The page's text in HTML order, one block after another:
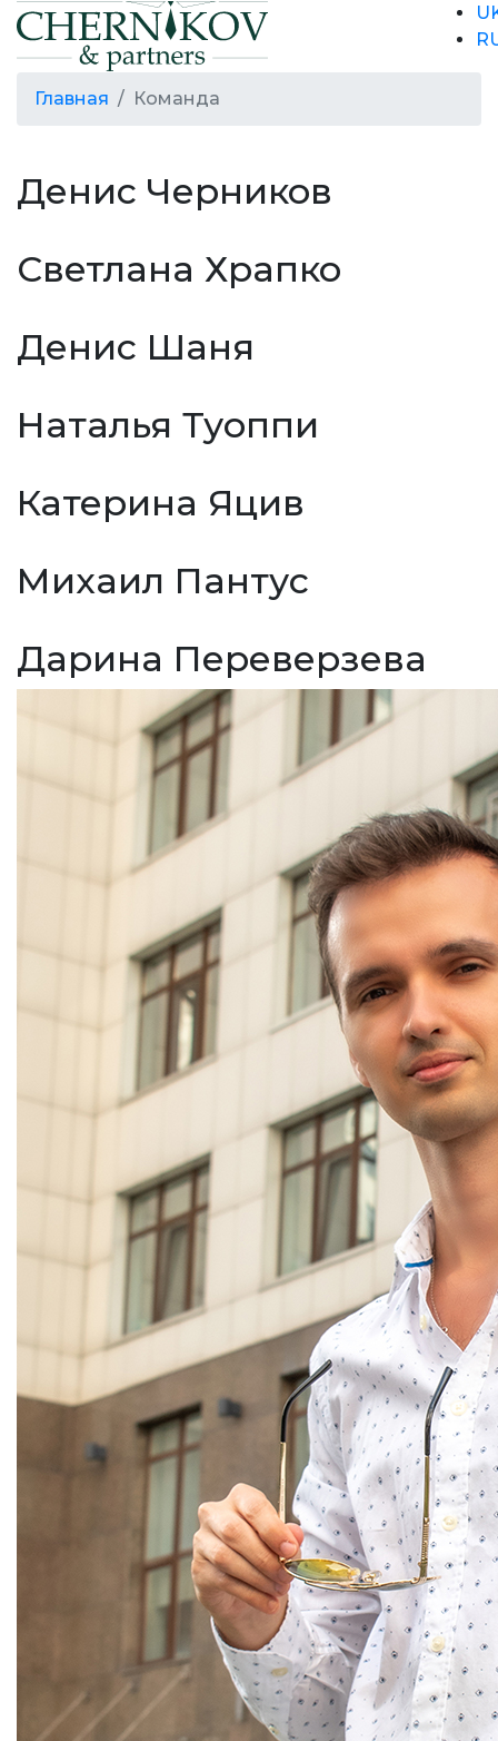
Главная Команда
Денис Черников
Светлана Храпко
Денис Шаня
Наталья Туоппи
Катерина Яцив
Михаил Пантус
Дарина Переверзева